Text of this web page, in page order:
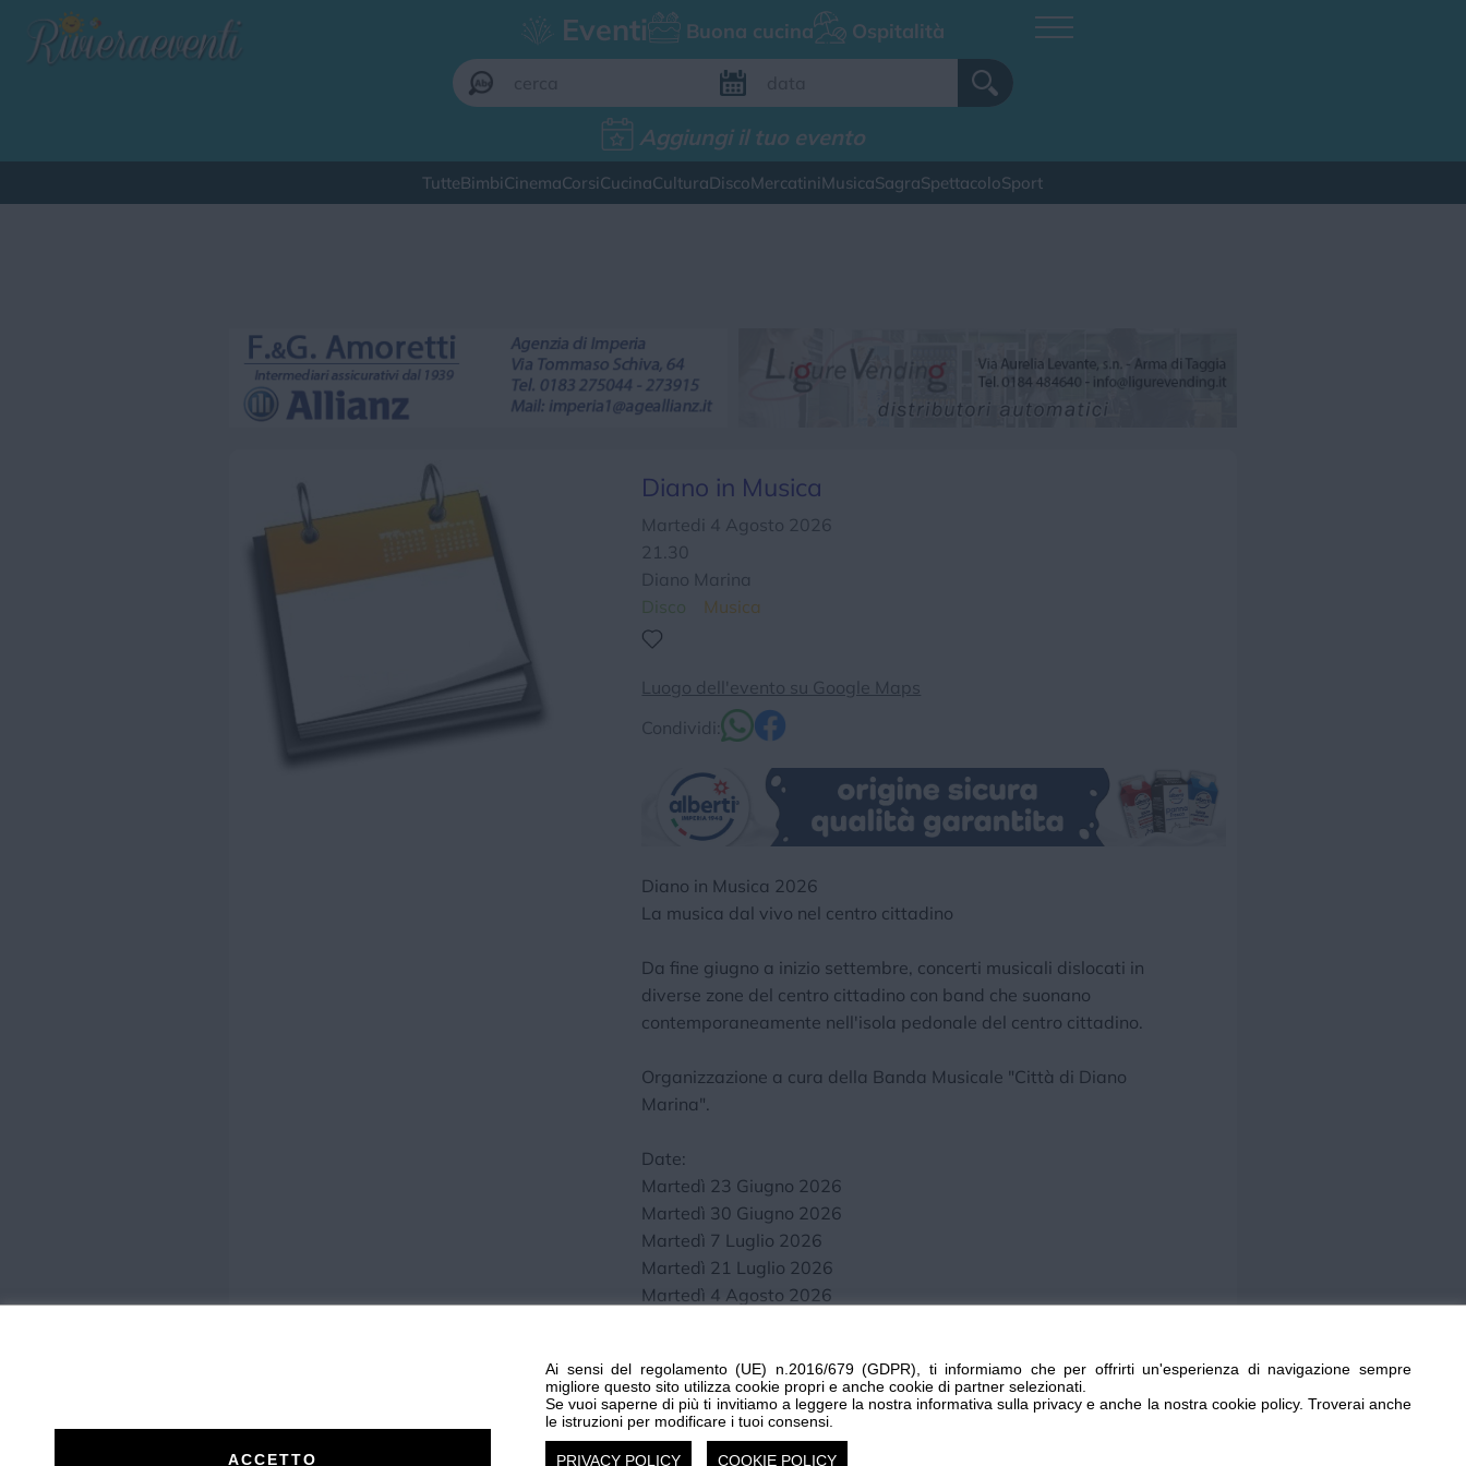
ACCETTO
Ai sensi del regolamento (UE) n.2016/679 (GDPR), ti informiamo che per offrirti un'esperienza di navigazione sempre
migliore questo sito utilizza cookie propri e anche cookie di partner selezionati.
Se vuoi saperne di più ti invitiamo a leggere la nostra informativa sulla privacy e anche la nostra cookie policy. Troverai anche
le istruzioni per modificare i tuoi consensi.
PRIVACY POLICY COOKIE POLICY
Eventi Buona cucina Ospitalità
Aggiungi il tuo evento
TutteBimbiCinemaCorsiCucinaCulturaDiscoMercatiniMusicaSagraSpettacoloSport
Aggiungi il tuo evento
FILTRI EVENTI
CATEGORIE EVENTI
Chi siamoPrivacy e CookieLogin
Diano in Musica
Martedi 4 Agosto 2026
21.30
Diano Marina
Disco Musica
Luogo dell'evento su Google Maps
Condividi:
Diano in Musica 2026
La musica dal vivo nel centro cittadino
Da fine giugno a inizio settembre, concerti musicali dislocati in
diverse zone del centro cittadino con band che suonano
contemporaneamente nell'isola pedonale del centro cittadino.
Organizzazione a cura della Banda Musicale "Città di Diano
Marina".
Date:
Martedì 23 Giugno 2026
Martedì 30 Giugno 2026
Martedì 7 Luglio 2026
Martedì 21 Luglio 2026
Martedì 4 Agosto 2026
Orario: 21,30
Luogo: Centro cittadino